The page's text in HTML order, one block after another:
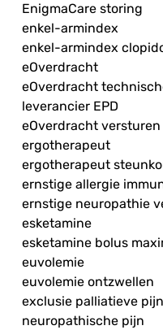
EnigmaCare storing
enkel-armindex
enkel-armindex
eOverdracht
eOverdracht
leverancier EPD
eOverdracht
ergotherapeut
ergotherapeut
ernstige allergie
ernstige neuropathie
esketamine
esketamine bolus
euvolemie
euvolemie ontzwellen
exclusie palliatieve
neuropathische pijn